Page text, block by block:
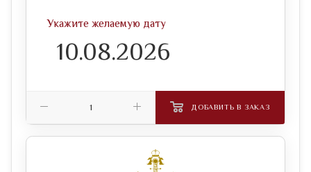
Укажите желаемую дату
ДОБАВИТЬ В ЗАКАЗ